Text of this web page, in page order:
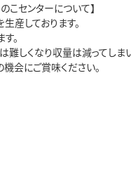
こセンターについて】
産しております。
。
しくなり収量は減ってしま
会にご賞味ください。